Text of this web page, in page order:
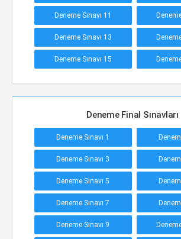
Deneme Sınavı 11
Deneme Sınavı 13
Deneme Sınavı 15
Deneme Final Sınavları
Deneme Sınavı 1
Deneme Sınavı 3
Deneme Sınavı 5
Deneme Sınavı 7
Deneme Sınavı 9